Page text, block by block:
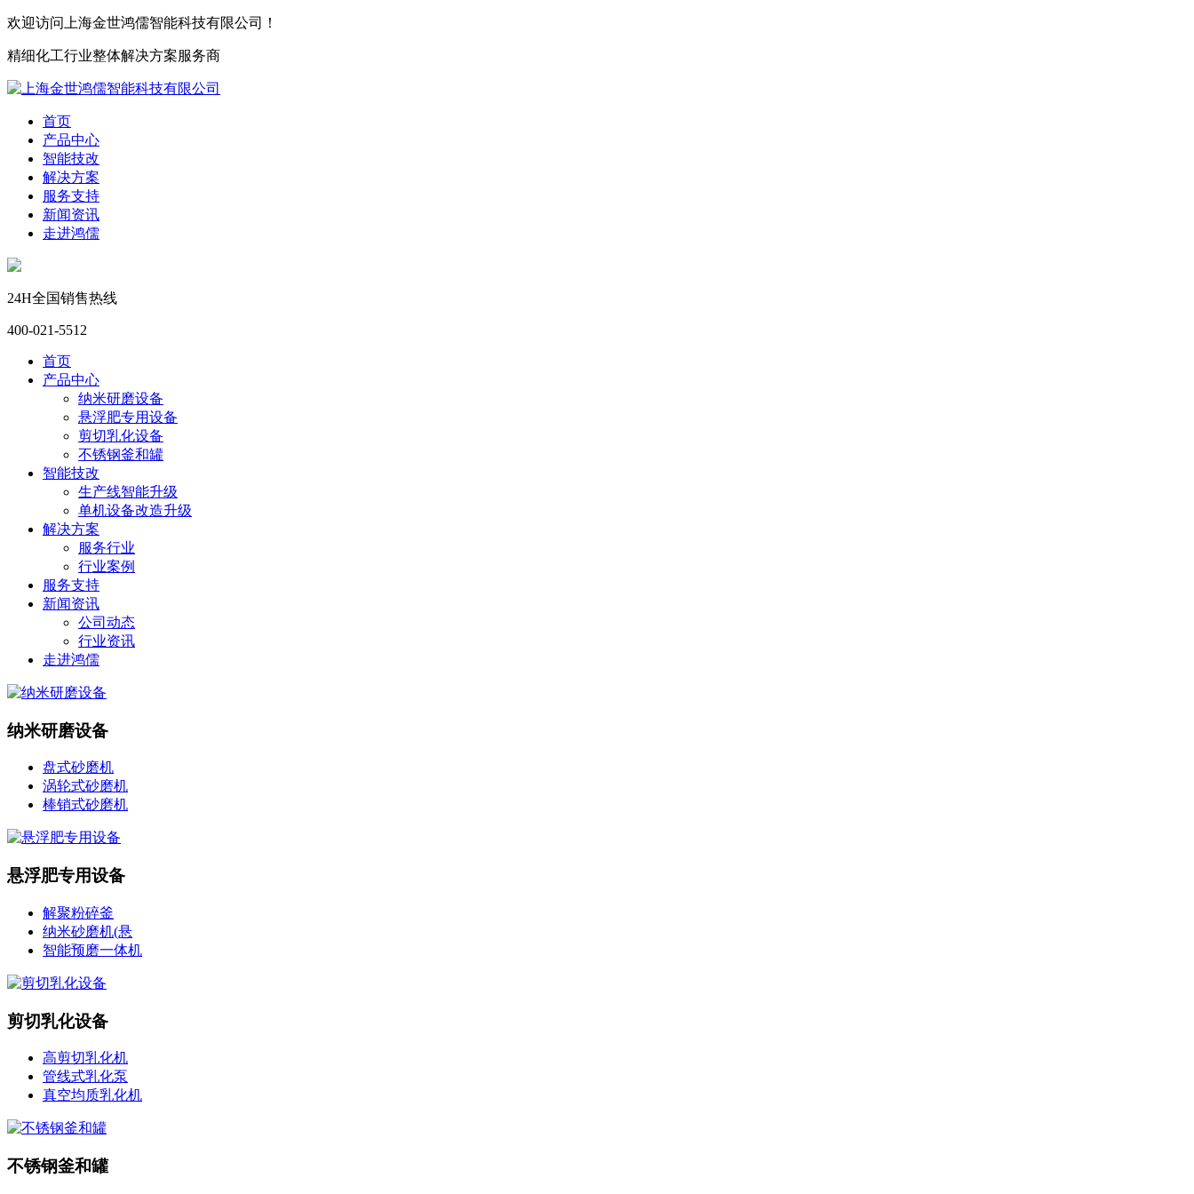
欢迎访问上海金世鸿儒智能科技有限公司！
精细化工行业整体解决方案服务商
首页
产品中心
智能技改
解决方案
服务支持
新闻资讯
走进鸿儒
24H全国销售热线
400-021-5512
首页
产品中心
纳米研磨设备
悬浮肥专用设备
剪切乳化设备
不锈钢釜和罐
智能技改
生产线智能升级
单机设备改造升级
解决方案
服务行业
行业案例
服务支持
新闻资讯
公司动态
行业资讯
走进鸿儒
纳米研磨设备
盘式砂磨机
涡轮式砂磨机
棒销式砂磨机
悬浮肥专用设备
解聚粉碎釜
纳米砂磨机(悬
智能预磨一体机
剪切乳化设备
高剪切乳化机
管线式乳化泵
真空均质乳化机
不锈钢釜和罐